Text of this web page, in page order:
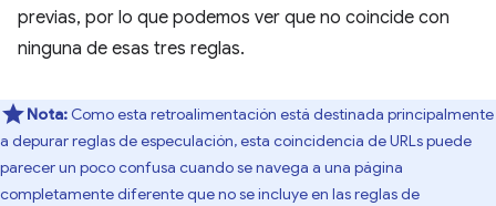
previas, por lo que podemos ver que no coincide con
ninguna de esas tres reglas.
Nota: Como esta retroalimentación está destinada principalmente
a depurar reglas de especulación, esta coincidencia de URLs puede
parecer un poco confusa cuando se navega a una página
completamente diferente que no se incluye en las reglas de